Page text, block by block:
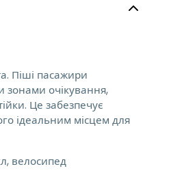
Піші пасажири
зонами очікування,
Це забезпечує
ідеальним місцем для
велосипед